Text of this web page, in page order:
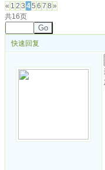
« 1 2 3 45 6 7 8 »
共16页
Go
快速回复